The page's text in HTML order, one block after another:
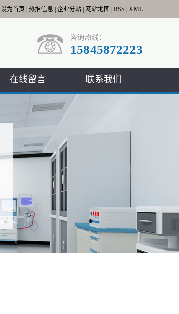
设为首页 热推信息 企业分站 网站地图 RSS XML
咨询热线：
15845872223
在线留言 联系我们